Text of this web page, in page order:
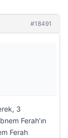
#18491
3
Ferah’ın
Ferah